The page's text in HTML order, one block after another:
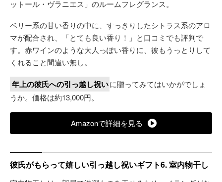
ットール・ヴラニエス」のルームフレグランス。
ベリー系の甘い香りの中に、すっきりしたシトラス系のアロ
マが配合され、「とても良い香り！」と口コミでも評判で
す。赤ワインのような大人っぽい香りに、彼もうっとりして
くれること間違い無し。
年上の彼氏への引っ越し祝いに贈ってみてはいかがでしょ
うか。価格は約13,000円。
Amazonで詳細を見る
彼氏がもらって嬉しい引っ越し祝いギフト6. 室内物干し